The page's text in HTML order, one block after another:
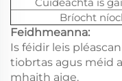
Bríocht
Feidhmeanna:
Is féidir leis
tiobrtas agus méid
mhaith aige.